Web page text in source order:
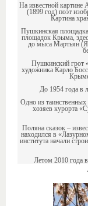
На известной
(1899 год) поэт
Картина
Пушкинская
площадок Крыма,
до мыса Мартьян
Пушкинский грот
художника Карло
До 1954 года в
Одно из
хозяев курорта
Поляна сказок –
находился в
института начали
Летом 2010 года